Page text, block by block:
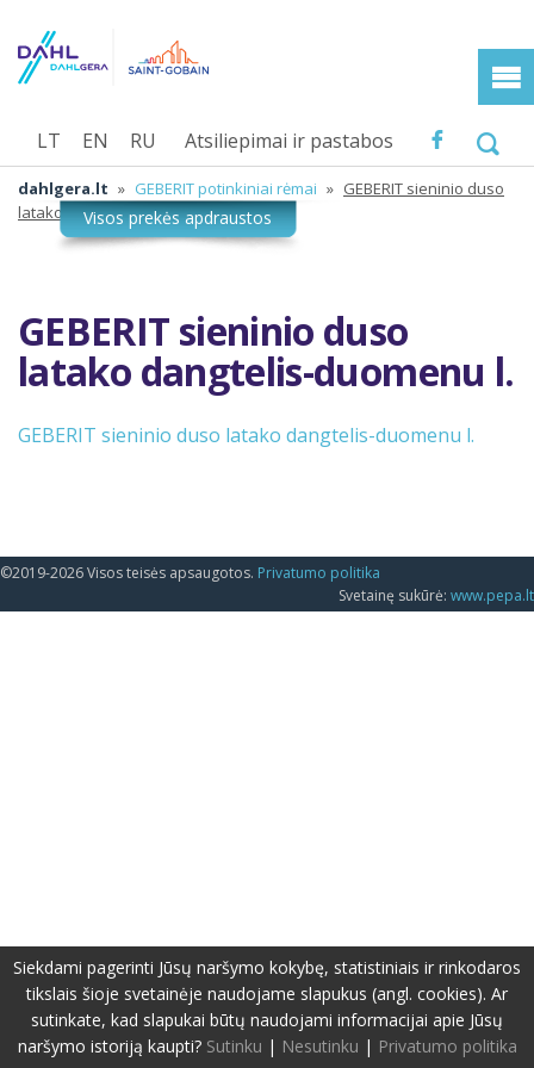
Atsiliepimai ir pastabos
LT EN RU
dahlgera.lt » GEBERIT potinkiniai rėmai » GEBERIT sieninio duso
latako dangtelis-duomenu l.
GEBERIT sieninio duso
latako dangtelis-duomenu l.
GEBERIT sieninio duso latako dangtelis-duomenu l.
©2019-2026 Visos teisės apsaugotos. Privatumo politika
Svetainę sukūrė: www.pepa.lt
Siekdami pagerinti Jūsų naršymo kokybę, statistiniais ir rinkodaros
tikslais šioje svetainėje naudojame slapukus (angl. cookies). Ar
sutinkate, kad slapukai būtų naudojami informacijai apie Jūsų
naršymo istoriją kaupti? Sutinku | Nesutinku | Privatumo politika